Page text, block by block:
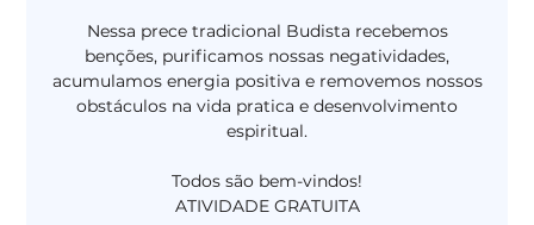
Nessa prece tradicional Budista recebemos
benções, purificamos nossas negatividades,
acumulamos energia positiva e removemos nossos
obstáculos na vida pratica e desenvolvimento
espiritual.
Todos são bem-vindos!
ATIVIDADE GRATUITA